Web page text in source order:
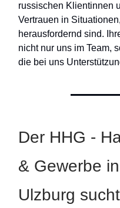
russischen Klientinnen
Vertrauen in
herausfordernd sind.
nicht nur uns im Team,
die bei uns
Der HHG -
& Gewerbe
Ulzburg